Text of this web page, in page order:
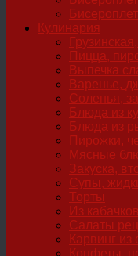
Кулинария
Пицца,
Выпечка
Варенье,
Соленья,
Блюда из
Блюда из
Пирожки,
Мясные
Закуска,
Супы,
Торты
Из
Салаты
Карвинг
Конфеты,